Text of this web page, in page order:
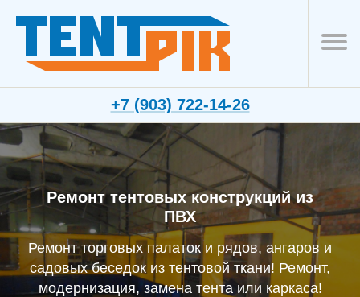
+7 (903) 722-14-26
Ремонт тентовых конструкций из
ПВХ
Ремонт торговых палаток и рядов, ангаров и
садовых беседок из тентовой ткани! Ремонт,
модернизация, замена тента или каркаса!